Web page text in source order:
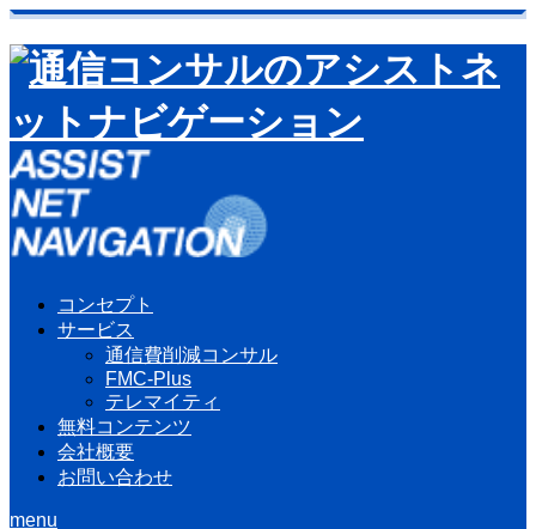
コンセプト
サービス
通信費削減コンサル
FMC-Plus
テレマイティ
無料コンテンツ
会社概要
お問い合わせ
menu